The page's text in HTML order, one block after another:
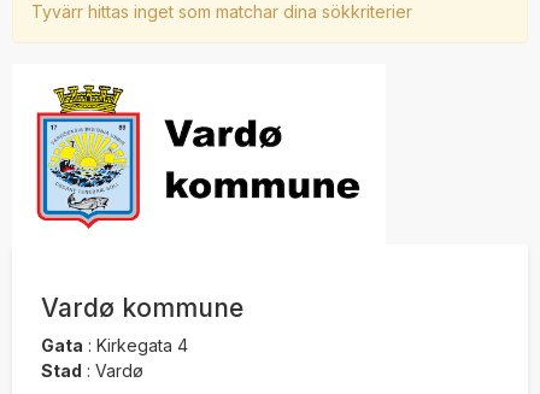
Tyvärr hittas inget som matchar dina sökkriterier
Vardø kommune
Gata : Kirkegata 4
Stad : Vardø